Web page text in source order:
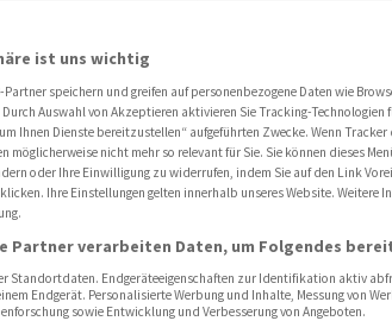
Punkten
ist uns wichtig
-Partner speichern und greifen auf personenbezogene Daten wie
Auswahl von Akzeptieren aktivieren Sie Tracking-Technologien
Ihnen Dienste bereitzustellen“ aufgeführten Zwecke. Wenn
möglicherweise nicht mehr so relevant für Sie. Sie können dieses
oder Ihre Einwilligung zu widerrufen, indem Sie auf den Link
Ihre Einstellungen gelten innerhalb unseres Website. Weitere
Partner verarbeiten Daten, um Folgendes
Standortdaten. Endgeräteeigenschaften zur Identifikation aktiv
Endgerät. Personalisierte Werbung und Inhalte, Messung von
sowie Entwicklung und Verbesserung von Angeboten.